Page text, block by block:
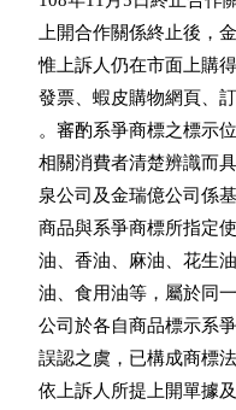
上開合作關係終止後，
惟上訴人仍在市面上
發票、蝦皮購物網頁
。審酌系爭商標之標
相關消費者清楚辨識
泉公司及金瑞億公司
商品與系爭商標所指
油、香油、麻油、花
油、食用油等，屬於
公司於各自商品標示
誤認之虞，已構成商
依上訴人所提上開單